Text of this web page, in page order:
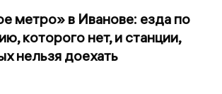
метро» в Иванове: езда по
которого нет, и станции,
нельзя доехать